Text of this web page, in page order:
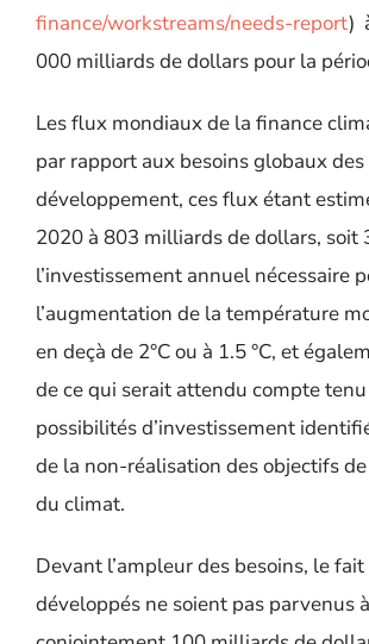
finance/workstreams/needs-report)
000 milliards de dollars pour la
Les flux mondiaux de la finance
par rapport aux besoins globaux des
développement, ces flux étant
2020 à 803 milliards de dollars, soit
l’investissement annuel nécessaire
l’augmentation de la température
en deçà de 2°C ou à 1.5 °C, et
de ce qui serait attendu compte
possibilités d’investissement
de la non-réalisation des objectifs
du climat.
Devant l’ampleur des besoins, le
développés ne soient pas parvenus